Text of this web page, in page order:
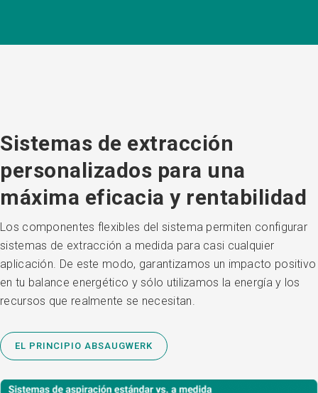
Sistemas de extracción
personalizados para una
máxima eficacia y rentabilidad
Los componentes flexibles del sistema permiten configurar
sistemas de extracción a medida para casi cualquier
aplicación. De este modo, garantizamos un impacto positivo
en tu balance energético y sólo utilizamos la energía y los
recursos que realmente se necesitan.
EL PRINCIPIO ABSAUGWERK